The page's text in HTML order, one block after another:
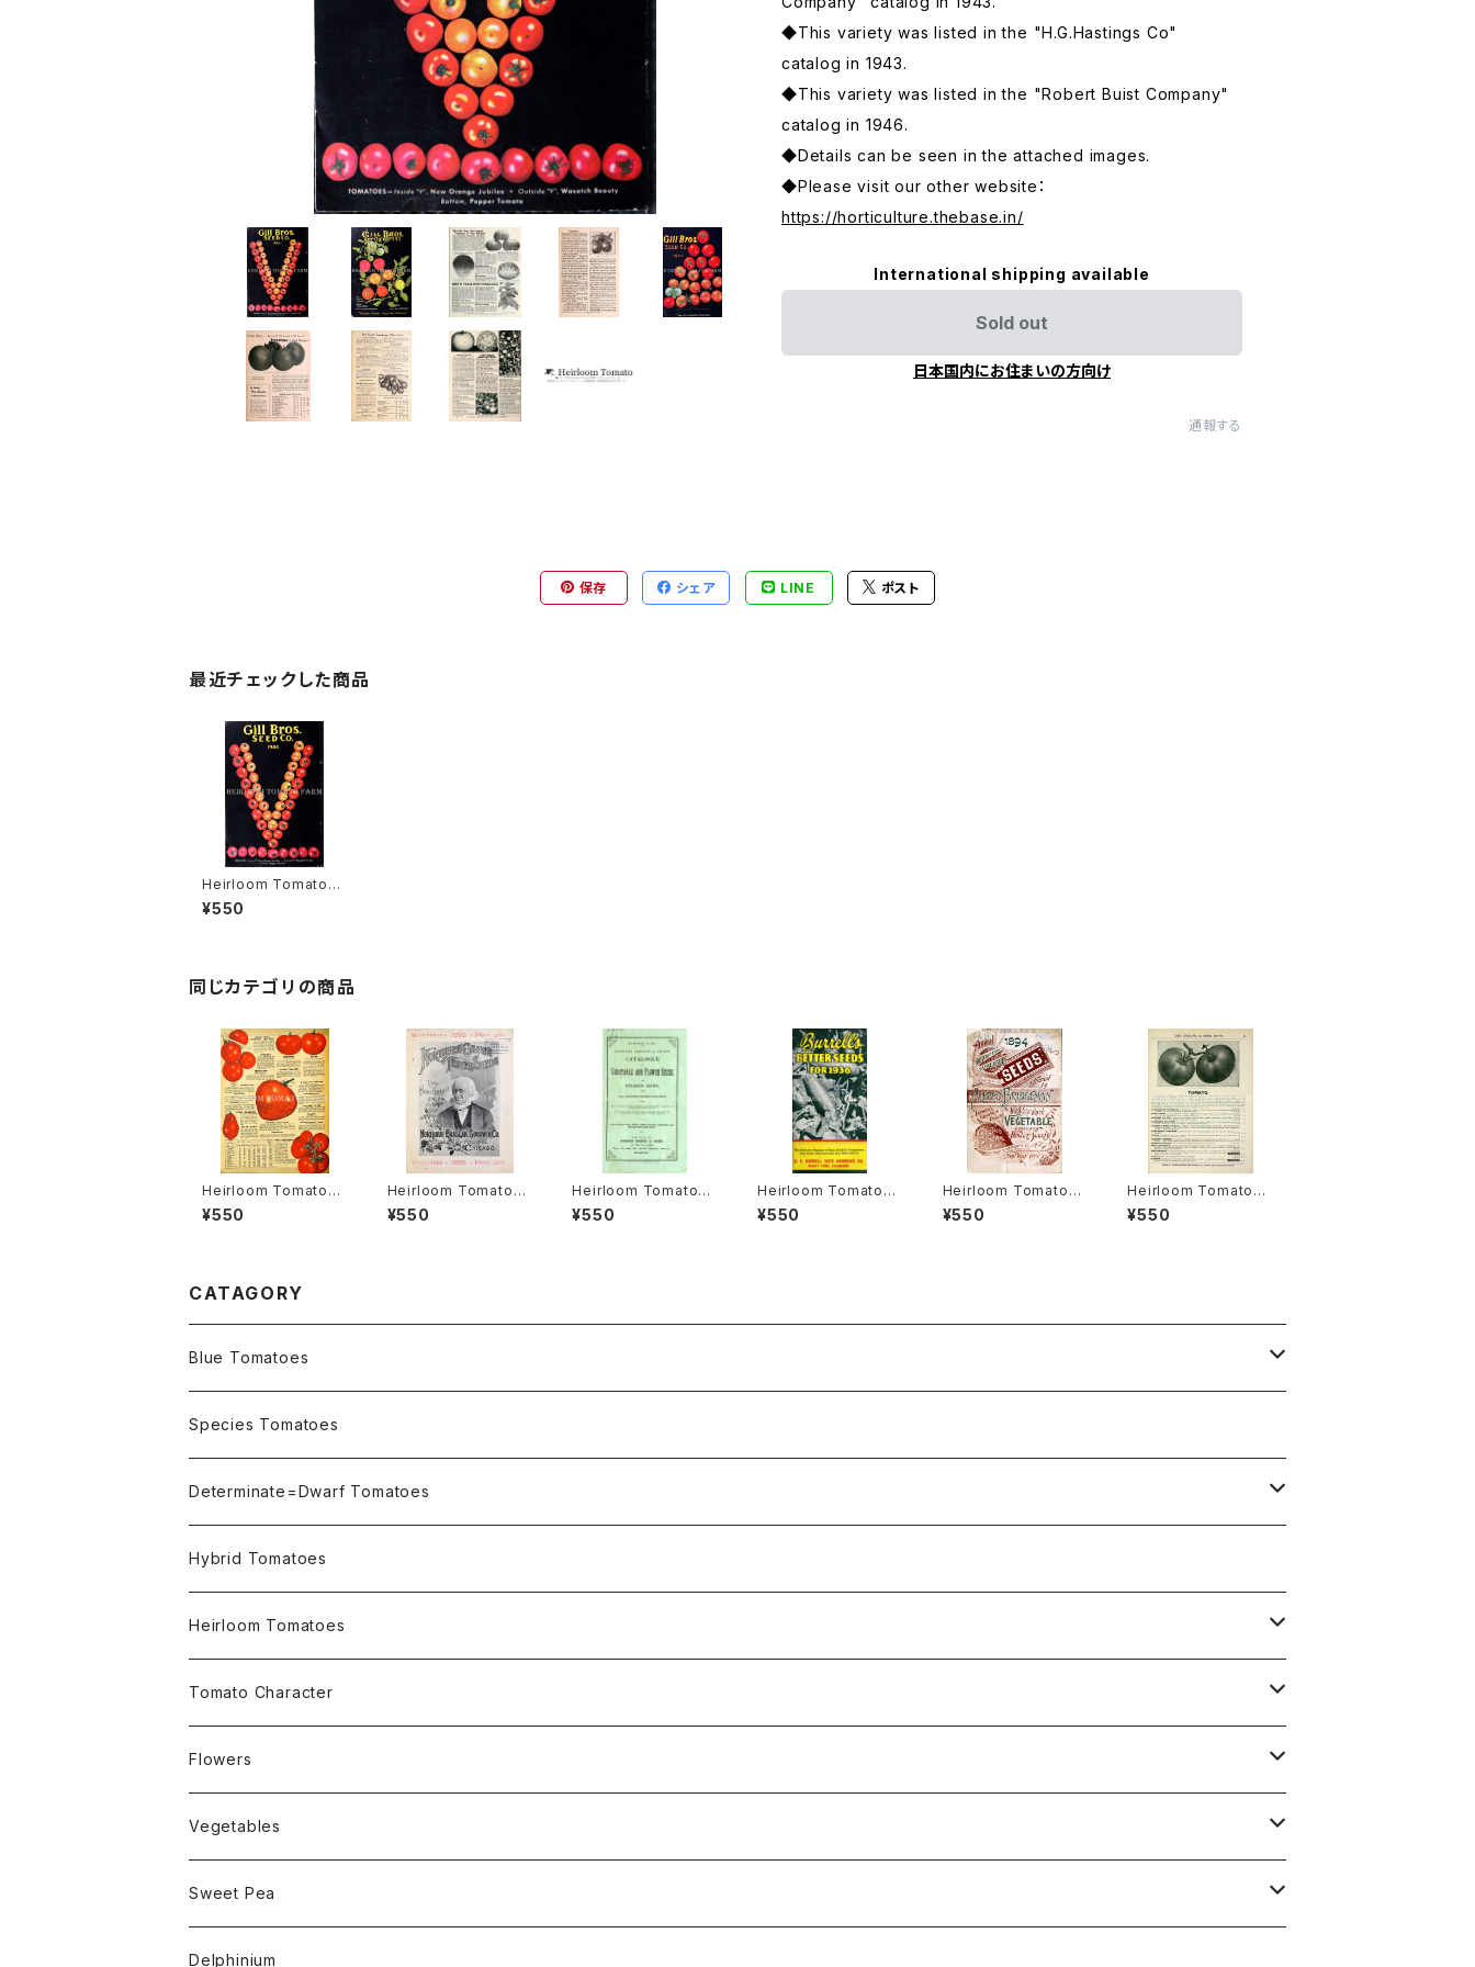
◆This variety was listed in the "H.G.Hastings Co"
catalog in 1943.
◆This variety was listed in the "Robert Buist Company"
catalog in 1946.
◆Details can be seen in the attached images.
◆Please visit our other website：
https://horticulture.thebase.in/
International shipping available
Sold out
日本国内にお住まいの方向け
通報する
保存 シェア LINE ポスト
最近チェックした商品
Heirloom Tomato®
Jubilee Orange エア
ルーム・トマト・ジュビリ
¥550
同じカテゴリの商品
Heirloom Tomato®
Lemon=Garden Le
mon=Vegetable Ora
¥550
Heirloom Tomato®
Large Round Yellow
=Golden Trophy エ
¥550
Heirloom Tomato®
Large Late エアルー
ム・トマト・ラージ・レイ
¥550
Heirloom Tomato®
Large Gulf State エ
アルーム・トマト・ラー
¥550
Heirloom Tomato®
Large Golden Yello
w エアルーム・トマト・ラ
¥550
Heirloom Tomato®
Golden Jubilee Veit
ch's エアルーム・トマ
¥550
CATAGORY
Blue Tomatoes
OSU INDIGO Series
Not OSU Blue Tomatoes
Species Tomatoes
Determinate=Dwarf Tomatoes
Micro Determinate 10cm~30cm
Small Determinate 30cm~50cm
Medium Determinate 50~100cm
Large Determinate 100~150cm
Semi Indeterminate ~150cm
Hybrid Tomatoes
Heirloom Tomatoes
Amber Heirloom Tomatoes
Bi-Color Heirloom Tomatoes
Black Heirloom Tomatoes
Colorful Heirloom Tomatoes
Crimson Heirloom Tomatoes
Tomato Character
Culinary Uses
For Canning
For Dry
Disease Resistance
Alternaria Blight
Alternaria Stem Canker
Disorders Resitance
Cold 耐寒性
Flesh or Inside
Flowers
Nasturtium・ナスターチウム
Vegetables
Amaranthus・アマランサス
Artichoke・アーチチョーク
Sweet Pea
Dwarf・ドワーフ
Delphinium